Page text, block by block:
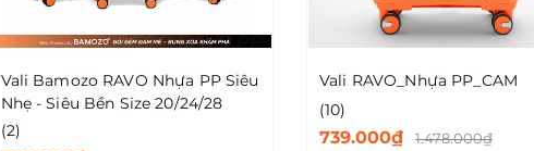
Vali Bamozo RAVO Nhựa PP Siêu
Nhẹ - Siêu Bền Size 20/24/28
(2)
Vali RAVO_Nhựa PP_CAM
(10)
739.000₫ 1.478.000₫